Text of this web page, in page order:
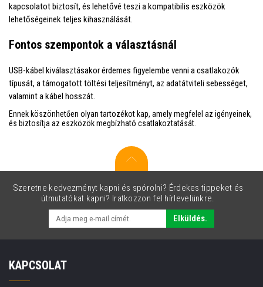
kapcsolatot biztosít, és lehetővé teszi a kompatibilis eszközök
lehetőségeinek teljes kihasználását.
Fontos szempontok a választásnál
USB-kábel kiválasztásakor érdemes figyelembe venni a csatlakozók
típusát, a támogatott töltési teljesítményt, az adatátviteli sebességet,
valamint a kábel hosszát.
Ennek köszönhetően olyan tartozékot kap, amely megfelel az igényeinek,
és biztosítja az eszközök megbízható csatlakoztatását.
Szeretne kedvezményt kapni és spórolni? Érdekes tippeket és
útmutatókat kapni? Iratkozzon fel hírlevelünkre.
Elküldés.
KAPCSOLAT